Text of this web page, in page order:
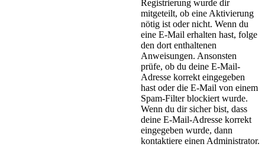
Registrierung wurde dir
mitgeteilt, ob eine Aktivierung
nötig ist oder nicht. Wenn du
eine E-Mail erhalten hast, folge
den dort enthaltenen
Anweisungen. Ansonsten
prüfe, ob du deine E-Mail-
Adresse korrekt eingegeben
hast oder die E-Mail von einem
Spam-Filter blockiert wurde.
Wenn du dir sicher bist, dass
deine E-Mail-Adresse korrekt
eingegeben wurde, dann
kontaktiere einen Administrator.